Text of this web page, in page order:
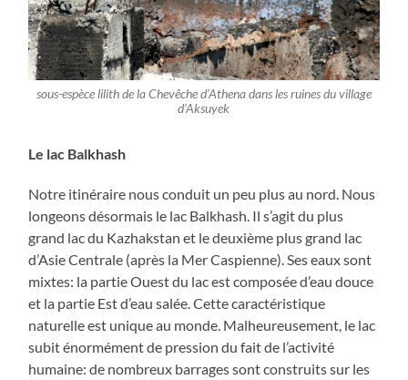
sous-espèce lilith de la Chevêche d’Athena dans les ruines du village
d’Aksuyek
Le lac Balkhash
Notre itinéraire nous conduit un peu plus au nord. Nous
longeons désormais le lac Balkhash. Il s’agit du plus
grand lac du Kazhakstan et le deuxième plus grand lac
d’Asie Centrale (après la Mer Caspienne). Ses eaux sont
mixtes: la partie Ouest du lac est composée d’eau douce
et la partie Est d’eau salée. Cette caractéristique
naturelle est unique au monde. Malheureusement, le lac
subit énormément de pression du fait de l’activité
humaine: de nombreux barrages sont construits sur les